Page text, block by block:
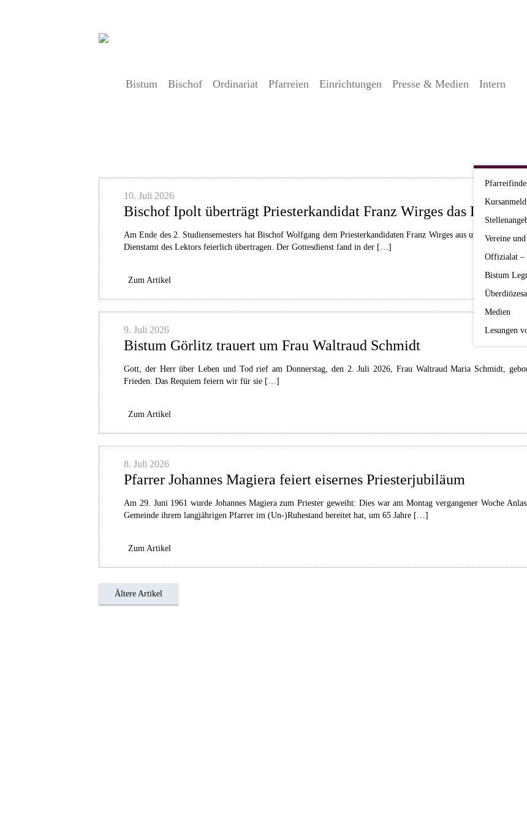
Bistum Bischof Ordinariat Pfarreien Einrichtungen Presse & Medien Intern
Vereine
Offizialat –
Bistum
Medien
Lesungen
10. Juli 2026
Bischof Ipolt überträgt Priesterkandidat Franz Wirges das Lektorat
Am Ende des 2. Studiensemesters hat Bischof Wolfgang dem Priesterkandidaten Franz Wirges aus unserem
Dienstamt des Lektors feierlich übertragen. Der Gottesdienst fand in der […]
Zum Artikel
9. Juli 2026
Bistum Görlitz trauert um Frau Waltraud Schmidt
Gott, der Herr über Leben und Tod rief am Donnerstag, den 2. Juli 2026, Frau Waltraud Maria Schmidt,
Frieden. Das Requiem feiern wir für sie […]
Zum Artikel
8. Juli 2026
Pfarrer Johannes Magiera feiert eisernes Priesterjubiläum
Am 29. Juni 1961 wurde Johannes Magiera zum Priester geweiht: Dies war am Montag vergangener Woche
Gemeinde ihrem langjährigen Pfarrer im (Un-)Ruhestand bereitet hat, um 65 Jahre […]
Zum Artikel
Ältere Artikel